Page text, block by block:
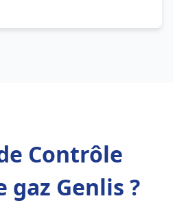
Contrôle
gaz Genlis ?